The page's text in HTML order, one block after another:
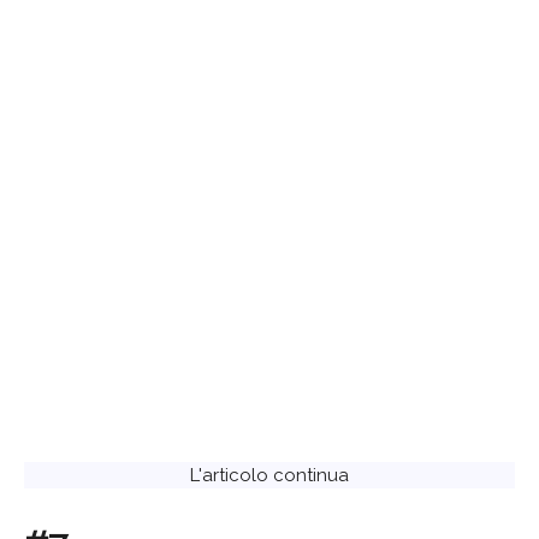
L'articolo continua